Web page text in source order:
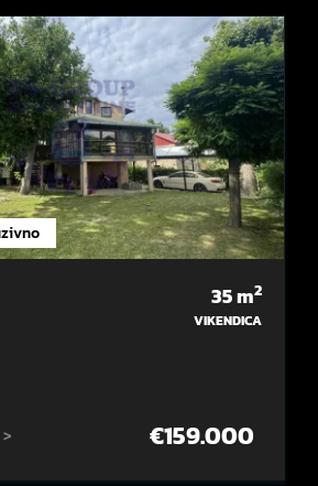
35m2
VIKENDICA
€159.000